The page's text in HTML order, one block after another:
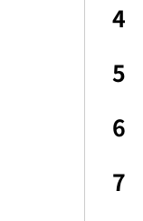
4
5
6
7